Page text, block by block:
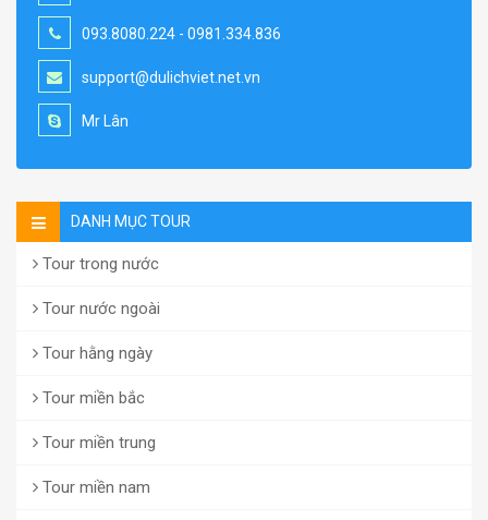
093.8080.224 - 0981.334.836
support@dulichviet.net.vn
Mr Lân
DANH MỤC TOUR
Tour trong nước
Tour nước ngoài
Tour hằng ngày
Tour miền bắc
Tour miền trung
Tour miền nam